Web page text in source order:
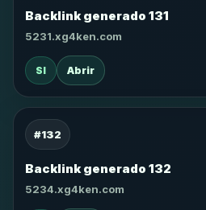
Backlink generado 131
5231.xg4ken.com
SI Abrir
#132
Backlink generado 132
5234.xg4ken.com